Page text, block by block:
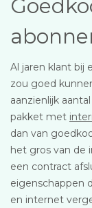
Al jaren klant bij
zou goed
aanzienlijk
pakket met
dan van
het gros van de
een contract
eigenschappen
en internet